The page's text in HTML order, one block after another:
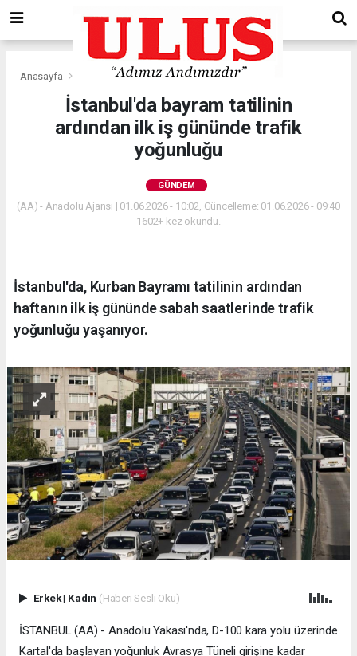
Anasayfa Gündem
İstanbul'da bayram tatilinin
ardından ilk iş gününde trafik
yoğunluğu
GÜNDEM
(AA) - Anadolu Ajansı | 01.06.2026 - 10:02, Güncelleme: 01.06.2026 - 09:40
1602+ kez okundu.
İstanbul'da, Kurban Bayramı tatilinin ardından
haftanın ilk iş gününde sabah saatlerinde trafik
yoğunluğu yaşanıyor.
Erkek| Kadın (Haberi Sesli Oku)
İSTANBUL (AA) - Anadolu Yakası'nda, D-100 kara yolu üzerinde
Kartal'da başlayan yoğunluk Avrasya Tüneli girişine kadar